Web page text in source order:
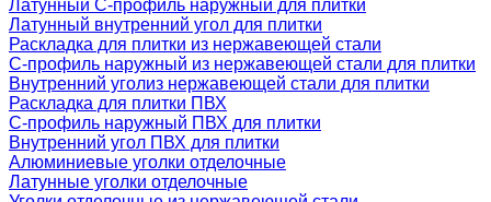
Латунный С-профиль наружный для плитки
Латунный внутренний угол для плитки
Раскладка для плитки из нержавеющей стали
С-профиль наружный из нержавеющей стали для плитки
Внутренний уголиз нержавеющей стали для плитки
Раскладка для плитки ПВХ
С-профиль наружный ПВХ для плитки
Внутренний угол ПВХ для плитки
Алюминиевые уголки отделочные
Латунные уголки отделочные